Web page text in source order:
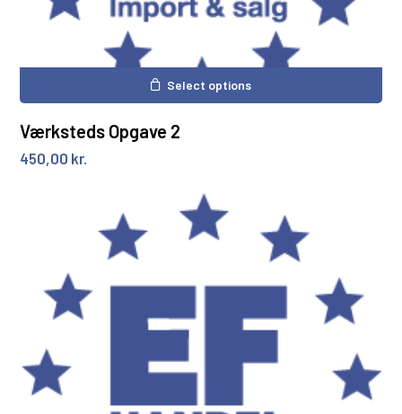
Select options
Værksteds Opgave 2
450,00 kr.